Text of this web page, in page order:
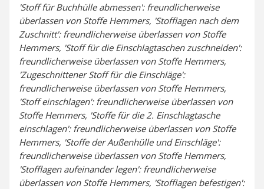
'Stoff für Buchhülle abmessen': freundlicherweise
überlassen von Stoffe Hemmers, 'Stofflagen nach dem
Zuschnitt': freundlicherweise überlassen von Stoffe
Hemmers, 'Stoff für die Einschlagtaschen zuschneiden':
freundlicherweise überlassen von Stoffe Hemmers,
'Zugeschnittener Stoff für die Einschläge':
freundlicherweise überlassen von Stoffe Hemmers,
'Stoff einschlagen': freundlicherweise überlassen von
Stoffe Hemmers, 'Stoffe für die 2. Einschlagtasche
einschlagen': freundlicherweise überlassen von Stoffe
Hemmers, 'Stoffe der Außenhülle und Einschläge':
freundlicherweise überlassen von Stoffe Hemmers,
'Stofflagen aufeinander legen': freundlicherweise
überlassen von Stoffe Hemmers, 'Stofflagen befestigen':